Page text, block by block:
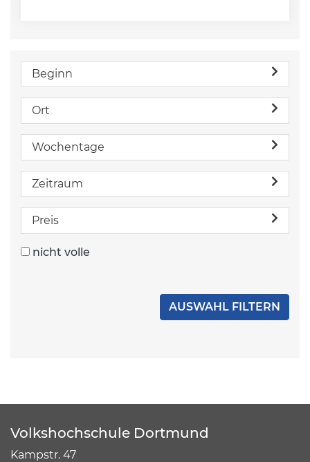
Beginn
Ort
Wochentage
Zeitraum
Preis
nicht volle
Volkshochschule Dortmund
Kampstr. 47